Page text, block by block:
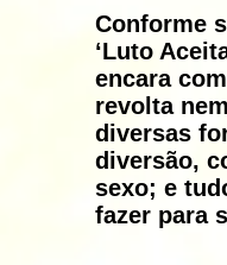
Conforme
‘Luto
encara
revolta
diversas
diversão,
sexo; e
fazer para